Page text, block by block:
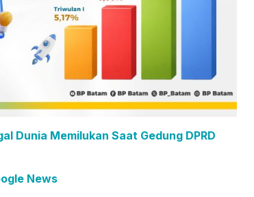
Dunia Memilukan Saat Gedung DPRD
News